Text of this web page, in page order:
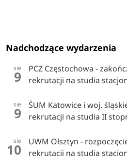
Nadchodzące wydarzenia
sie
9
PCZ Częstochowa -
rekrutacji na studia
sie
9
ŚUM Katowice i woj.
rekrutacji na studia II
sie
10
UWM Olsztyn -
rekrutacji na studia